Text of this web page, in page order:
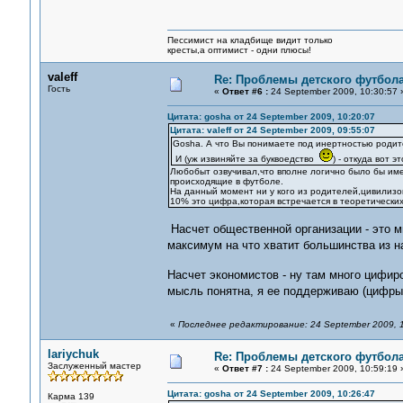
Пессимист на кладбище видит только
кресты,а оптимист - одни плюсы!
valeff
Гость
Re: Проблемы детского
« Ответ #6 :24 September 2009, 10:30:57
Цитата: gosha от 24 September 2009, 10:20:07
Цитата: valeff от 24 September 2009, 09:55:07
Gosha. А что Вы понимаете под инертностью
И (уж извиняйте за буквоедство
) - откуда вот
Любобыт озвучивал,что вполне логично было бы
происходящие в футболе.
На данный момент ни у кого из
10% это цифра,которая встречается в
Насчет общественной организации -
максимум на что хватит большинства
Насчет экономистов - ну там много
мысль понятна, я ее поддерживаю
« Последнее редактирование: 24 September 2009,
lariychuk
Заслуженный мастер
Карма 139
Re: Проблемы детского
« Ответ #7 :24 September 2009, 10:59:19
Цитата: gosha от 24 September 2009, 10:26:47